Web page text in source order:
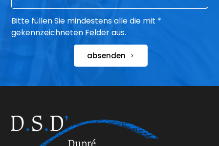
Bitte füllen Sie mindestens alle die mit *
gekennzeichneten Felder aus.
absenden